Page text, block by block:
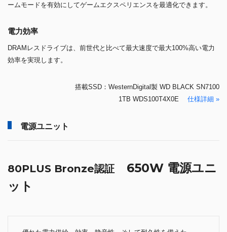
ームモードを有効にしてゲームエクスペリエンスを最適化できます。
電力効率
DRAMレスドライブは、前世代と比べて最大速度で最大100%高い電力
効率を実現します。
搭載SSD：WesternDigital製 WD BLACK SN7100
1TB WDS100T4X0E 仕様詳細 »
電源ユニット
80PLUS Bronze認証 650W 電源ユニ
ット